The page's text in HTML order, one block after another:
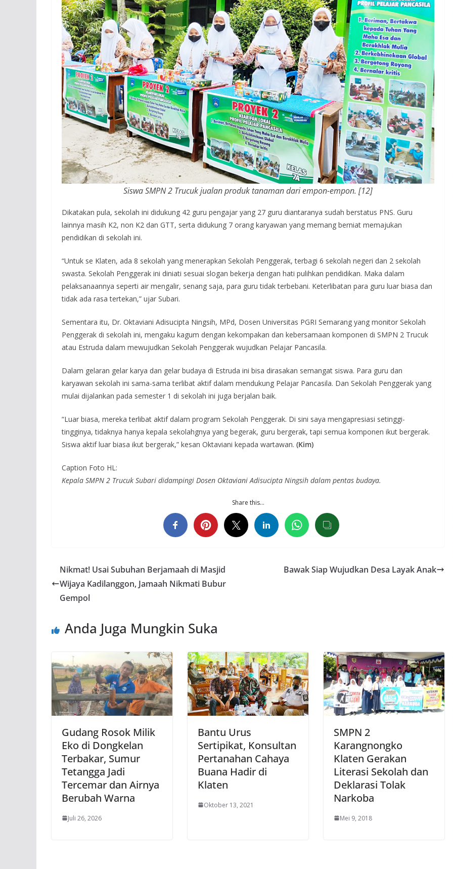
Siswa SMPN 2 Trucuk jualan produk tanaman dari empon-empon. [12]
Dikatakan pula, sekolah ini didukung 42 guru pengajar yang 27 guru diantaranya sudah berstatus PNS. Guru
lainnya masih K2, non K2 dan GTT, serta didukung 7 orang karyawan yang memang berniat memajukan
pendidikan di sekolah ini.
“Untuk se Klaten, ada 8 sekolah yang menerapkan Sekolah Penggerak, terbagi 6 sekolah negeri dan 2 sekolah
swasta. Sekolah Penggerak ini diniati sesuai slogan bekerja dengan hati pulihkan pendidikan. Maka dalam
pelaksanaannya seperti air mengalir, senang saja, para guru tidak terbebani. Keterlibatan para guru luar biasa dan
tidak ada rasa tertekan,” ujar Subari.
Sementara itu, Dr. Oktaviani Adisucipta Ningsih, MPd, Dosen Universitas PGRI Semarang yang monitor Sekolah
Penggerak di sekolah ini, mengaku kagum dengan kekompakan dan kebersamaan komponen di SMPN 2 Trucuk
atau Estruda dalam mewujudkan Sekolah Penggerak wujudkan Pelajar Pancasila.
Dalam gelaran gelar karya dan gelar budaya di Estruda ini bisa dirasakan semangat siswa. Para guru dan
karyawan sekolah ini sama-sama terlibat aktif dalam mendukung Pelajar Pancasila. Dan Sekolah Penggerak yang
mulai dijalankan pada semester 1 di sekolah ini juga berjalan baik.
“Luar biasa, mereka terlibat aktif dalam program Sekolah Penggerak. Di sini saya mengapresiasi setinggi-
tingginya, tidaknya hanya kepala sekolahgnya yang begerak, guru bergerak, tapi semua komponen ikut bergerak.
Siswa aktif luar biasa ikut bergerak,” kesan Oktaviani kepada wartawan. (Kim)
Caption Foto HL:
Kepala SMPN 2 Trucuk Subari didampingi Dosen Oktaviani Adisucipta Ningsih dalam pentas budaya.
Share this…
Nikmat! Usai Subuhan Berjamaah di Masjid
Wijaya Kadilanggon, Jamaah Nikmati Bubur
Gempol
Bawak Siap Wujudkan Desa Layak Anak
Anda Juga Mungkin Suka
Gudang Rosok Milik
Eko di Dongkelan
Terbakar, Sumur
Tetangga Jadi
Tercemar dan Airnya
Berubah Warna
Juli 26, 2026
Bantu Urus
Sertipikat, Konsultan
Pertanahan Cahaya
Buana Hadir di
Klaten
Oktober 13, 2021
SMPN 2
Karangnongko
Klaten Gerakan
Literasi Sekolah dan
Deklarasi Tolak
Narkoba
Mei 9, 2018